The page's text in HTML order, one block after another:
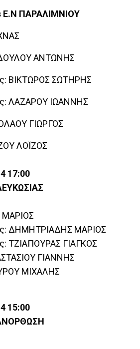
Ε.Ν ΠΑΡΑΛΙΜΝΙΟΥ
ΑΝΤΩΝΗΣ
ΒΙΚΤΩΡΟΣ ΣΩΤΗΡΗΣ
ΛΑΖΑΡΟΥ ΙΩΑΝΝΗΣ
ΓΙΩΡΓΟΣ
ΛΟΪΖΟΣ
17:00
ΜΑΡΙΟΣ
ΔΗΜΗΤΡΙΑΔΗΣ ΜΑΡΙΟΣ
ΤΖΙΑΠΟΥΡΑΣ ΓΙΑΓΚΟΣ
ΓΙΑΝΝΗΣ
ΜΙΧΑΛΗΣ
15:00